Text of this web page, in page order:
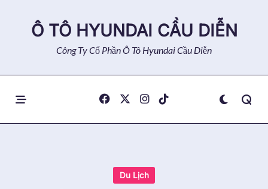
contentÔ TÔ HYUNDAI CẦU DIỄN
Công Ty Cổ Phần Ô Tô Hyundai Cầu Diễn
Du Lịch